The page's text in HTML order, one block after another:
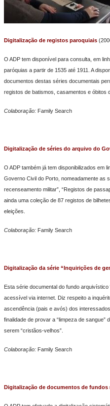
Digitalização de registos paroquiais
O ADP tem disponível para consulta, em
paróquias a partir de 1535 até 1911. A
documentos destas séries documentais
registos de batismos, casamentos e óbitos
Colaboração: Family Search
Digitalização de séries do arquivo do
O ADP também já tem disponibilizados em
Governo Civil do Porto, nomeadamente as
recenseamento militar”, “Registos de
ainda uma coleção de 87 registos de
eleições.
Colaboração: Family Search
Digitalização da série “Inquirições de
Esta série documental do fundo
acessível via internet. Diz respeito a
ascendência (pais e avós) dos
finalidade de provar a “limpeza de
serem “cristãos-velhos”.
Colaboração: Family Search
Digitalização de documentos de fundos